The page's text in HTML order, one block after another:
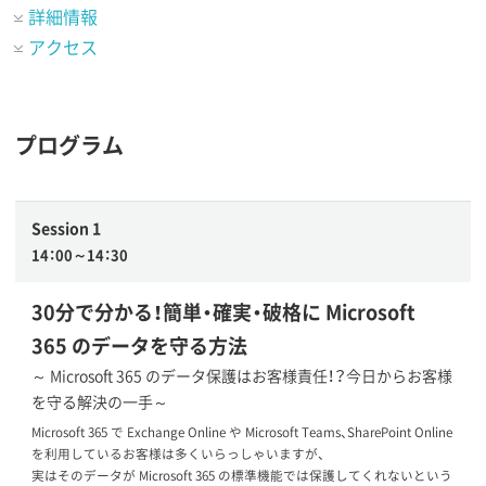
詳細情報
アクセス
プログラム
Session 1
14：00～14：30
30分で分かる！簡単・確実・破格に Microsoft
365 のデータを守る方法
～ Microsoft 365 のデータ保護はお客様責任！？今日からお客様
を守る解決の一手～
Microsoft 365 で Exchange Online や Microsoft Teams、SharePoint Online
を利用しているお客様は多くいらっしゃいますが、
実はそのデータが Microsoft 365 の標準機能では保護してくれないという